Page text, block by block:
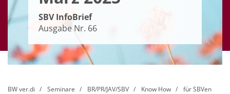
SBV InfoBrief
Ausgabe Nr. 66
BW ver.di Seminare BR/PR/JAV/SBV Know How
für SBVen